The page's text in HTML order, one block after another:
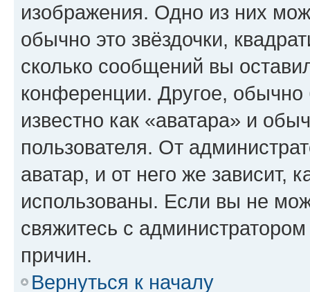
изображения. Одно из них
обычно это звёздочки,
сколько сообщений вы
конференции. Другое,
известно как «аватара» и
пользователя. От
аватар, и от него же зависит,
использованы. Если вы не
свяжитесь с
причин.
Вернуться к началу